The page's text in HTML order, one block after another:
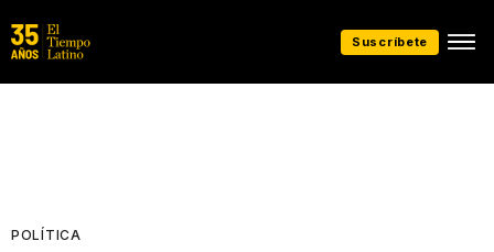
Suscríbete
POLÍTICA